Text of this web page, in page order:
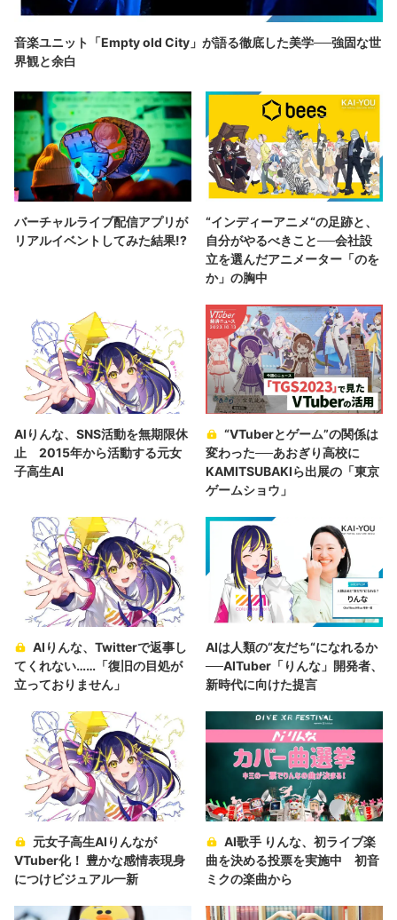
音楽ユニット「Empty old City」が語る徹底した美学──強固な世
界観と余白
バーチャルライブ配信アプリが
リアルイベントしてみた結果!?
“インディーアニメ“の足跡と、
自分がやるべきこと──会社設
立を選んだアニメーター「のを
か」の胸中
AIりんな、SNS活動を無期限休
止 2015年から活動する元女
子高生AI
“VTuberとゲーム”の関係は
変わった──あおぎり高校に
KAMITSUBAKIら出展の「東京
ゲームショウ」
AIりんな、Twitterで返事し
てくれない……「復旧の目処が
立っておりません」
AIは人類の“友だち“になれるか
──AITuber「りんな」開発者、
新時代に向けた提言
元女子高生AIりんなが
VTuber化！ 豊かな感情表現身
につけビジュアル一新
AI歌手 りんな、初ライブ楽
曲を決める投票を実施中 初音
ミクの楽曲から